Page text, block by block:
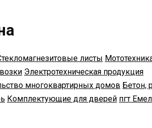
листы
Электротехническая продукция
многоквартирных домов Бетон,
Комплектующие для дверей пгт